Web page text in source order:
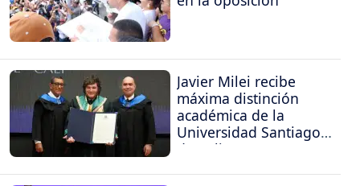
Javier Milei recibe
máxima distinción
académica de la
Universidad Santiago
de Cali